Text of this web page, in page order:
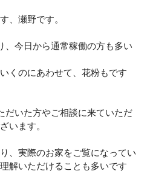
、瀬野です。
、今日から通常稼働の方も多い
くのにあわせて、花粉もです
だいた方やご相談に来ていただ
います。
、実際のお家をご覧になってい
解いただけることも多いです